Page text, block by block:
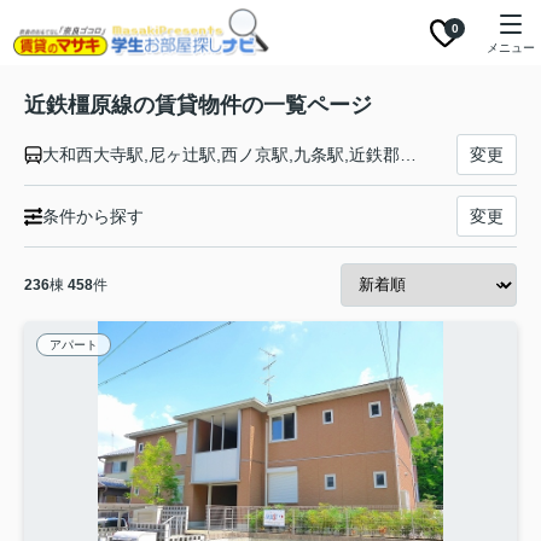
0
メニュー
近鉄橿原線の賃貸物件の一覧ページ
変更
条件から探す 変更
236棟 458件
アパート